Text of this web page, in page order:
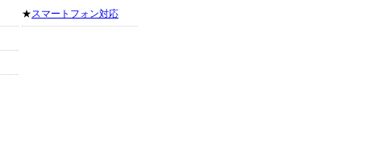
★スマートフォン対応